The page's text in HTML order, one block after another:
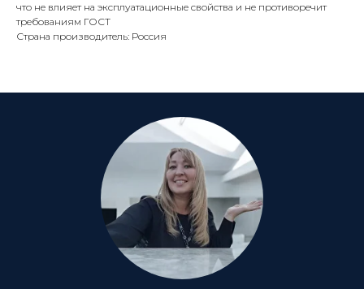
что не влияет на эксплуатационные свойства и не противоречит
требованиям ГОСТ
Страна производитель: Россия